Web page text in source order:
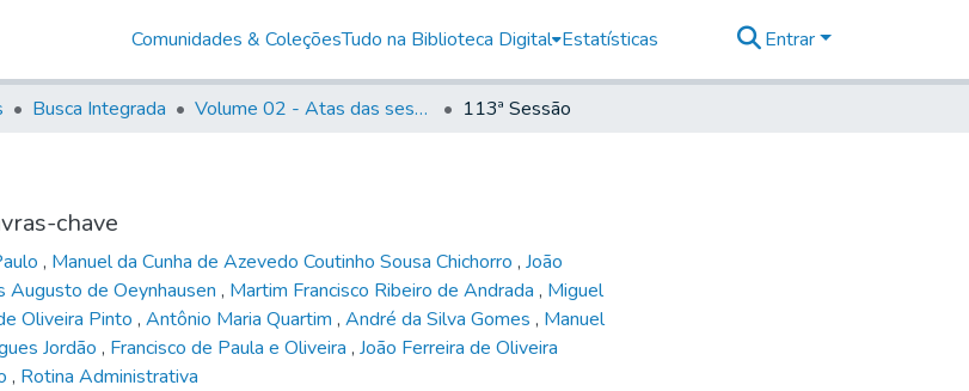
Comunidades & ColeçõesTudo na Biblioteca Digital Estatísticas Entrar
Busca Integrada Volume 02 - Atas das sessões do Governo Provisório de São Paulo (1821- 22) 113ª Sessão
chave
, Manuel da Cunha de Azevedo Coutinho Sousa Chichorro , João
Augusto de Oeynhausen , Martim Francisco Ribeiro de Andrada , Miguel
Oliveira Pinto , Antônio Maria Quartim , André da Silva Gomes , Manuel
Jordão , Francisco de Paula e Oliveira , João Ferreira de Oliveira
, Rotina Administrativa